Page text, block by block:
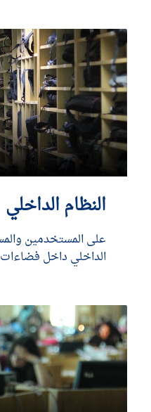
النظام الداخلي
على المستخدمين
الداخلي داخل فضاءات